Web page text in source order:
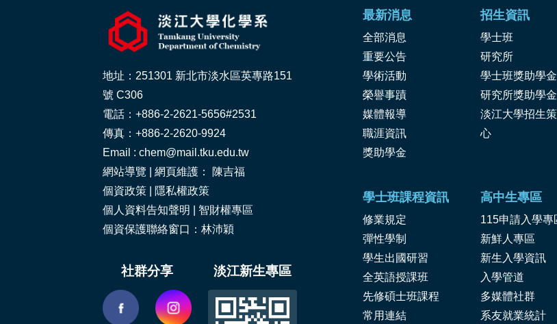
地址：251301 新北市淡水區英專路151
號 C306
電話：+886-2-2621-5656#2531
傳真：+886-2-2620-9924
Email : chem@mail.tku.edu.tw
網站導覽 | 網頁維護： 陳吉福
個資政策
隱私權政策
個人資料告知聲明
智財權專區
個資保護聯絡窗口：林沛穎
社群分享 淡江新生專區
最新消息
全部消息
重要公告
學術活動
榮譽事蹟
媒體報導
職涯資訊
獎助學金
招生資訊
學士班
研究所
學士班獎助學金
研究所獎助學金
淡江大學招生
心
學士班課程資訊
修業規定
彈性學制
學生出國研習
全英語授課班
先修碩士班課程
常用連結
高中生專區
115申請入學專
新鮮人專區
新生入學資訊
入學管道
多媒體社群
系友就業統計